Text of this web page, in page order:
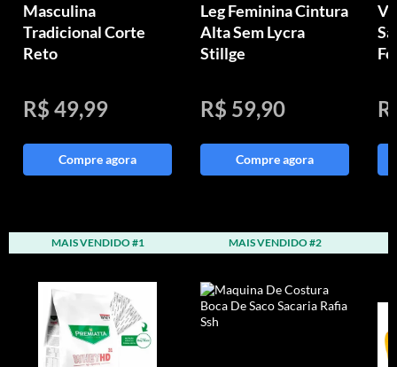
Masculina
Tradicional Corte
Reto
R$ 49,99
Compre agora
Leg Feminina Cintura
Alta Sem Lycra
Stillge
R$ 59,90
Compre agora
MAIS VENDIDO #1 MAIS VENDIDO #2